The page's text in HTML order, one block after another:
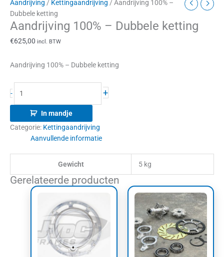
Aandrijving / Kettingaandrijving / Aandrijving 100% –
Dubbele ketting
Aandrijving 100% – Dubbele ketting
€625,00 incl. BTW
Aandrijving 100% – Dubbele ketting
- +
In mandje
Categorie: Kettingaandrijving
Aanvullende informatie
Gewicht 5 kg
Gerelateerde producten
product
heeft
meerdere
variaties.
Deze